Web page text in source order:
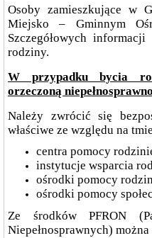
Osoby zamieszkujące w
Miejsko – Gminnym
Szczegółowych
rodziny.
W przypadku bycia
orzeczoną
Należy zwrócić się
właściwe ze względu na
centra pomocy
instytucje wsparcia
ośrodki pomocy
ośrodki pomocy
Ze środków PFRON
Niepełnosprawnych)